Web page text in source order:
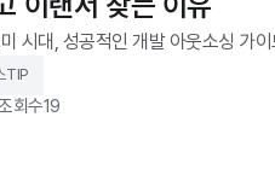
시대, 성공적인 개발 아웃소싱 가
주간지 이코노미스트(The
로 살아가게 될 것"이라고 전망했다
TIP
회수19